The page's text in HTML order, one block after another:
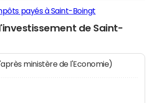
payés à Saint-Boingt
de Saint-
ministère de l'Economie)